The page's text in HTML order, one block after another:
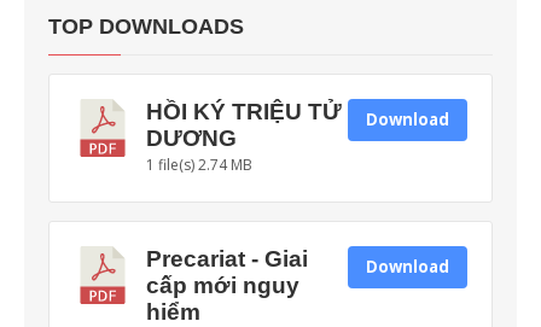
TOP DOWNLOADS
HỒI KÝ TRIỆU TỬ
DƯƠNG
1 file(s)2.74 MB
Download
Precariat - Giai
cấp mới nguy
hiểm
Download